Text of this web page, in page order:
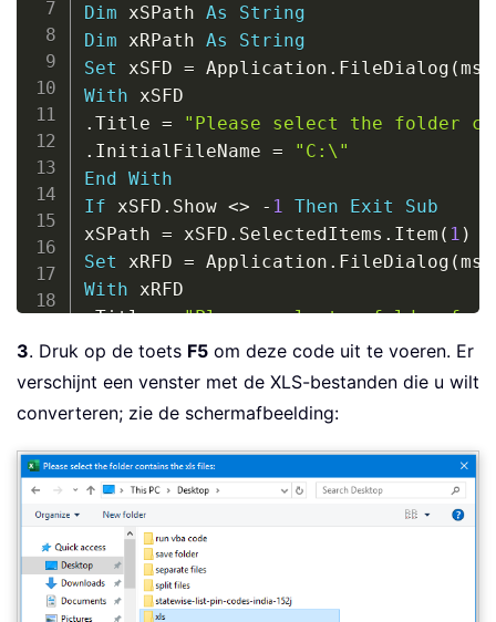
Dim xSPath As
String
Dim xRPath As
String
Set xSFD = Application . FileDialog (
With
. Title =
"Please select the folder
. InitialFileName =
"C:\"
End With
If xSFD . Show <> - 1 Then Exit
Sub
xSPath = xSFD . SelectedItems . Item ( 1 )
Set xRFD = Application . FileDialog (
With
.Title = "Please select a folder for
.InitialFileName = "C:\"
End
xRPath = xRFD SelectedItems
strPath = xSPath & "\"
strFile = Dir(strPath & "*.xls")
Application
False
Application.
Do
While strFile
If Right(strFile , 3
3. Druk op de toets F5 om deze code uit te voeren. Er
verschijnt een venster met de XLS-bestanden die u wilt
converteren; zie de schermafbeelding: